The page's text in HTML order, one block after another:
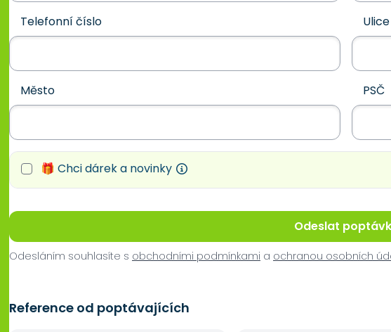
Telefonní číslo Ulice
Město PSČ
🎁 Chci dárek a novinky
Odeslat
Odesláním souhlasíte s obchodními podmínkami a ochranou osobních
Reference od poptávajících